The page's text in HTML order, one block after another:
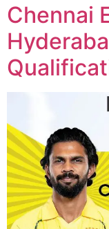
Chennai